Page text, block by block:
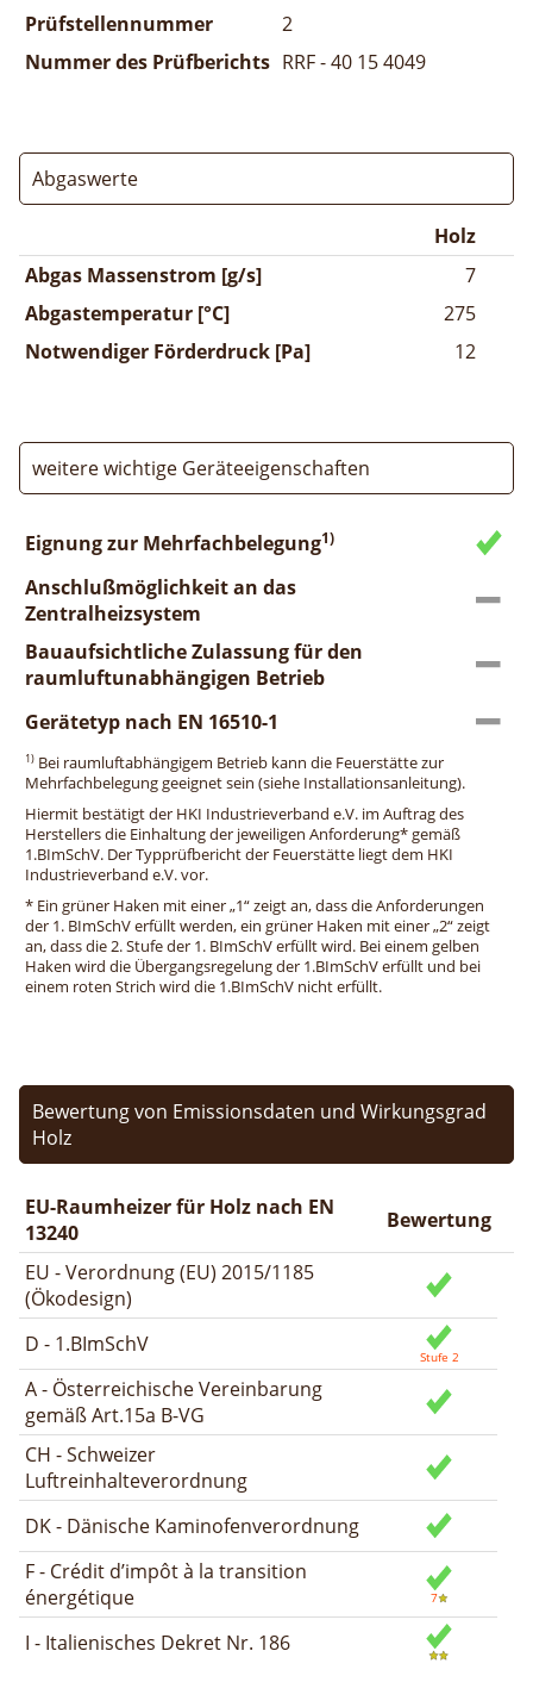
Prüfstellennummer
2
Nummer des Prüfberichts RRF - 40 15 4049
Abgaswerte
Holz
Abgas Massenstrom [g/s]
7
Abgastemperatur [°C]
275
Notwendiger Förderdruck [Pa]
12
weitere wichtige Geräteeigenschaften
Eignung zur Mehrfachbelegung1)
Anschlußmöglichkeit an das
Zentralheizsystem
Bauaufsichtliche Zulassung für den
raumluftunabhängigen Betrieb
Gerätetyp nach EN 16510-1
1) Bei raumluftabhängigem Betrieb kann die Feuerstätte zur
Mehrfachbelegung geeignet sein (siehe Installationsanleitung).
Hiermit bestätigt der HKI Industrieverband e.V. im Auftrag des
Herstellers die Einhaltung der jeweiligen Anforderung* gemäß
1.BImSchV. Der Typprüfbericht der Feuerstätte liegt dem HKI
Industrieverband e.V. vor.
* Ein grüner Haken mit einer „1“ zeigt an, dass die Anforderungen
der 1. BImSchV erfüllt werden, ein grüner Haken mit einer „2“ zeigt
an, dass die 2. Stufe der 1. BImSchV erfüllt wird. Bei einem gelben
Haken wird die Übergangsregelung der 1.BImSchV erfüllt und bei
einem roten Strich wird die 1.BImSchV nicht erfüllt.
Bewertung von Emissionsdaten und Wirkungsgrad
Holz
EU-Raumheizer für Holz nach EN
13240
Bewertung
EU - Verordnung (EU) 2015/1185
(Ökodesign)
D - 1.BImSchV
A - Österreichische Vereinbarung
gemäß Art.15a B-VG
CH - Schweizer
Luftreinhalteverordnung
DK - Dänische Kaminofenverordnung
F - Crédit d’impôt à la transition
énergétique
I - Italienisches Dekret Nr. 186